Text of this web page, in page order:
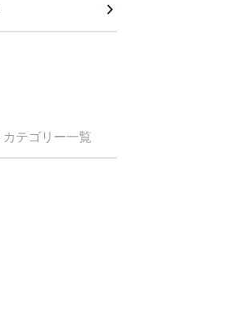
カテゴリー一覧